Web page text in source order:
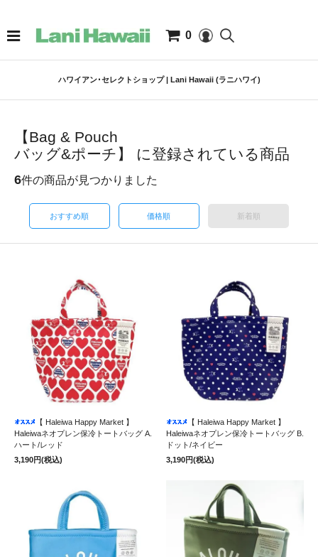
0
ハワイアン･セレクトショップ | Lani Hawaii (ラニハワイ)
【Bag & Pouch
バッグ&ポーチ】 に登録されている商品
6件の商品が見つかりました
おすすめ順 価格順 新着順
【 Haleiwa Happy Market 】
Haleiwaネオプレン保冷トートバッグ A.
ハート/レッド
3,190円(税込)
【 Haleiwa Happy Market 】
Haleiwaネオプレン保冷トートバッグ B.
ドット/ネイビー
3,190円(税込)